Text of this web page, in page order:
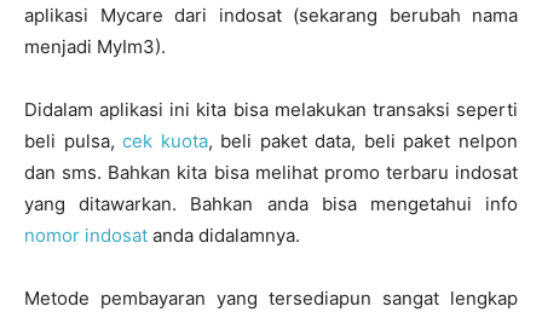
aplikasi Mycare dari indosat (sekarang berubah nama
menjadi MyIm3).
Didalam aplikasi ini kita bisa melakukan transaksi seperti
beli pulsa,cek kuota, beli paket data, beli paket nelpon
dan sms. Bahkan kita bisa melihat promo terbaru indosat
yang ditawarkan. Bahkan anda bisa mengetahui info
nomor indosat anda didalamnya.
Metode pembayaran yang tersediapun sangat lengkap